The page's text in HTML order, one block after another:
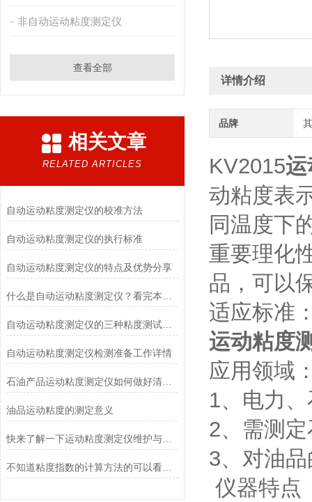
非自动运动粘度测定仪
查看全部
相关文章
RELATED ARTICLES
自动运动粘度测定仪的校准方法
自动运动粘度测定仪的执行标准
自动运动粘度测定仪的特点及优势分享
自动运动粘度测定仪的三种粘度测试方法
自动运动粘度测定仪检测准备工作详情
石油产品运动粘度测定仪如何做好清洁保养工作？
油品运动粘度的测定意义
快来了解一下运动粘度测定仪维护与保养
不知道粘度指数的计算方法的可以看一下
详情介绍
品牌
KV2015
动粘度表
同温度下
重要理化
品，可以
适应标准
运动粘度
应用领域
1、电力
2、需测
3、对油
仪器特点